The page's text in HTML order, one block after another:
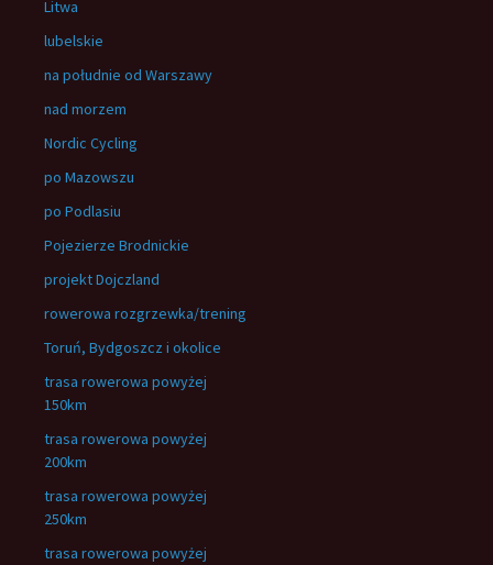
Litwa
lubelskie
na południe od Warszawy
nad morzem
Nordic Cycling
po Mazowszu
po Podlasiu
Pojezierze Brodnickie
projekt Dojczland
rowerowa rozgrzewka/trening
Toruń, Bydgoszcz i okolice
trasa rowerowa powyżej
150km
trasa rowerowa powyżej
200km
trasa rowerowa powyżej
250km
trasa rowerowa powyżej